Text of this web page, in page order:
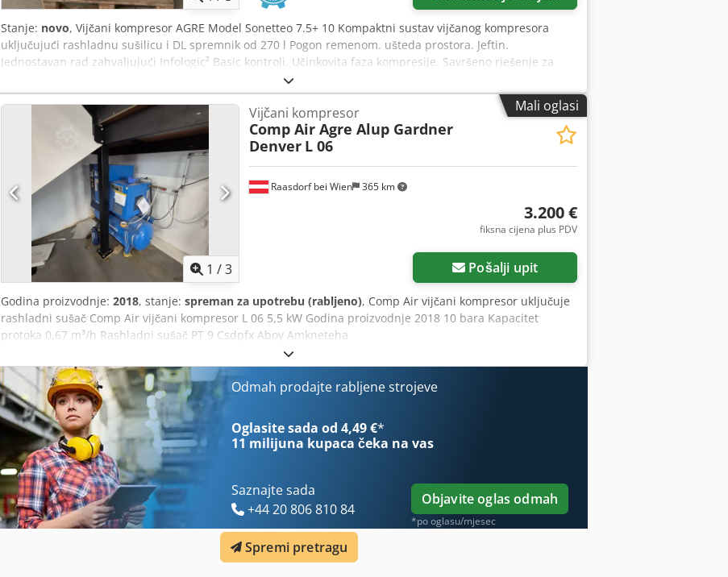
Stanje: novo, Vijčani kompresor AGRE Model Sonetteo 7.5+ 10 Kompaktni sustav vijčanog kompresora
uključujući rashladnu sušilicu i DL spremnik od 270 l Pogon remenom. ušteda prostora. Jeftin.
Jednostavan rad zahvaljujući Infologic² Basic kontroli. Učinkovita faza kompresije. Savršeno rješenje za
industrijske i obrtničke tvrtke. Uvjerljiva kvaliteta komprimiranog zraka. Priključena rashladna sušilica.
Detalji opreme: Koncept kompresije: Vijčani kompresor podmazan uljem Hlađenje: Zračno hlađen,
učinkovit sustav hlađenja Pogon: Učinkoviti IE3 motor, remenski pogon Upravljanje: Upravljanje fiksnom
brzinom: Infologic² Osnovna upravljačka jedinica Rashladni sušač: Priključen, rashladno sredstvo R513A
Spremnik: 270 lt Bojano horizontalno 11 bara Snaga motora: 5, 5 kW Tlak: 10 bara Količina isporuke: 780
lt./min uključujući vremenski kontrolirani odvod kondenzata Dimenzije D x Š x V = 1500 x 1350 x 600 mm
Codpfjhun Tzox Abtoha
Mali oglasi
1 /3
Raasdorf bei Wien 365 km
Vijčani kompresor
Comp Air Agre Alup Gardner
Denver L 06
3.200 €
fiksna cijena plus PDV
Pošalji upit
Godina proizvodnje: 2018, stanje: spreman za upotrebu (rabljeno), Comp Air vijčani kompresor uključuje
rashladni sušač Comp Air vijčani kompresor L 06 5,5 kW Godina proizvodnje 2018 10 bara Kapacitet
protoka 0,67 m³/h Rashladni sušač PT 9 Csdpfx Aboy Amkneteha
Odmah prodajte rabljene strojeve
Oglasite sada od 4,49 €*
11 milijuna kupaca čeka na vas
Saznajte sada
+44 20 806 810 84
Objavite oglas odmah
*po oglasu/mjesec
Spremi pretragu